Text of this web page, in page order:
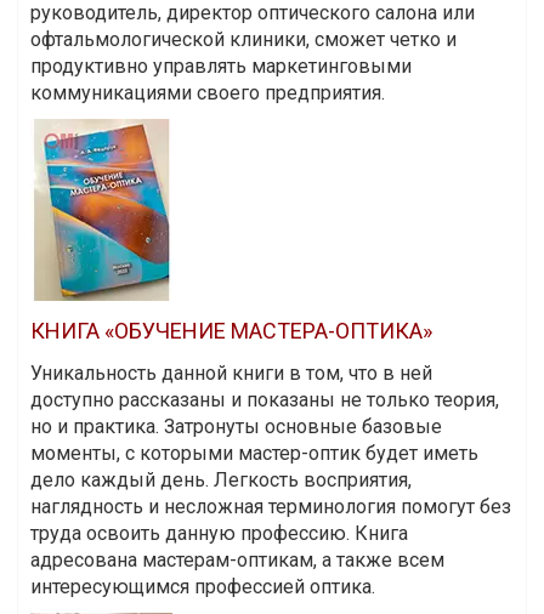
руководитель, директор оптического салона или
офтальмологической клиники, сможет четко и
продуктивно управлять маркетинговыми
коммуникациями своего предприятия.
КНИГА «ОБУЧЕНИЕ МАСТЕРА-ОПТИКА»
Уникальность данной книги в том, что в ней
доступно рассказаны и показаны не только теория,
но и практика. Затронуты основные базовые
моменты, с которыми мастер-оптик будет иметь
дело каждый день. Легкость восприятия,
наглядность и несложная терминология помогут без
труда освоить данную профессию. Книга
адресована мастерам-оптикам, а также всем
интересующимся профессией оптика.